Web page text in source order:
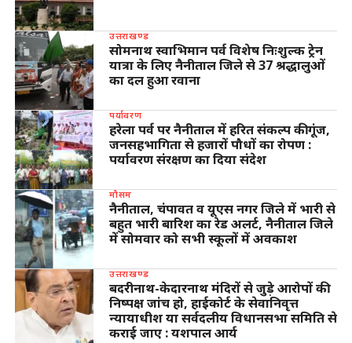
उत्तराखण्ड
सोमनाथ स्वाभिमान पर्व विशेष निःशुल्क ट्रेन
यात्रा के लिए नैनीताल जिले से 37 श्रद्धालुओं
का दल हुआ रवाना
पर्यावरण
हरेला पर्व पर नैनीताल में हरित संकल्प की गूंज,
जनसहभागिता से हजारों पौधों का रोपण :
पर्यावरण संरक्षण का दिया संदेश
मौसम
नैनीताल, चंपावत व यूएस नगर जिले में भारी से
बहुत भारी बारिश का रेड अलर्ट, नैनीताल जिले
में सोमवार को सभी स्कूलों में अवकाश
उत्तराखण्ड
बदरीनाथ-केदारनाथ मंदिरों से जुड़े आरोपों की
निष्पक्ष जांच हो, हाईकोर्ट के सेवानिवृत्त
न्यायाधीश या सर्वदलीय विधानसभा समिति से
कराई जाए : यशपाल आर्य